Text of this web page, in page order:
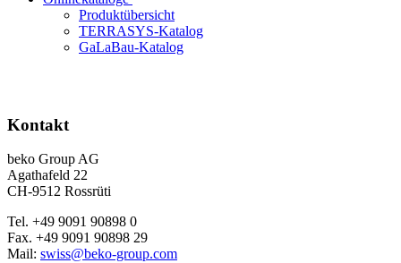
Produktübersicht
TERRASYS-Katalog
GaLaBau-Katalog
Kontakt
beko Group AG
Agathafeld 22
CH-9512 Rossrüti
Tel. +49 9091 90898 0
Fax. +49 9091 90898 29
Mail: swiss@beko-group.com